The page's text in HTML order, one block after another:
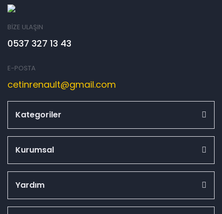
BİZE ULAŞIN
0537 327 13 43
E-POSTA
cetinrenault@gmail.com
Kategoriler
Kurumsal
Yardım